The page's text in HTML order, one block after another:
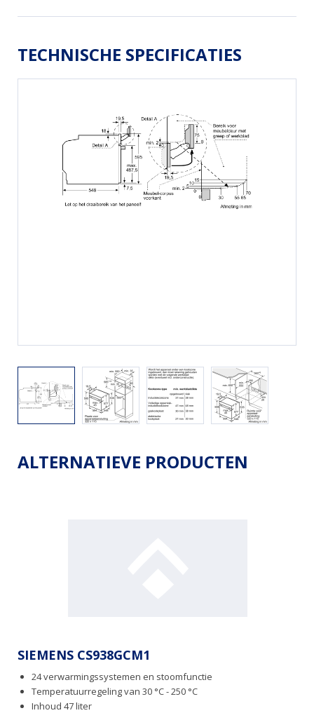
TECHNISCHE SPECIFICATIES
ALTERNATIEVE PRODUCTEN
SIEMENS CS938GCM1
24 verwarmingssystemen en stoomfunctie
Temperatuurregeling van 30 °C - 250 °C
Inhoud 47 liter